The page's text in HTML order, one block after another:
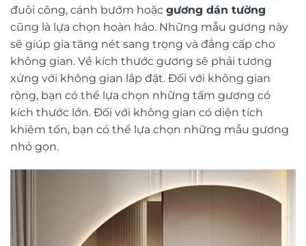
đuôi công, cánh bướm hoặc gương dán tường
cũng là lựa chọn hoàn hảo. Những mẫu gương này
sẽ giúp gia tăng nét sang trọng và đẳng cấp cho
không gian. Về kích thước gương sẽ phải tương
xứng với không gian lắp đặt. Đối với không gian
rộng, bạn có thể lựa chọn những tấm gương có
kích thước lớn. Đối với không gian có diện tích
khiêm tốn, bạn có thể lựa chọn những mẫu gương
nhỏ gọn.